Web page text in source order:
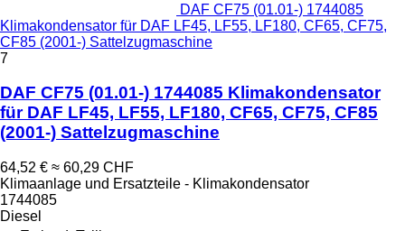
DAF CF75 (01.01-) 1744085
Klimakondensator für DAF LF45, LF55, LF180, CF65, CF75,
CF85 (2001-) Sattelzugmaschine
7
DAF CF75 (01.01-) 1744085 Klimakondensator
für DAF LF45, LF55, LF180, CF65, CF75, CF85
(2001-) Sattelzugmaschine
64,52 € ≈ 60,29 CHF
Klimaanlage und Ersatzteile - Klimakondensator
1744085
Diesel